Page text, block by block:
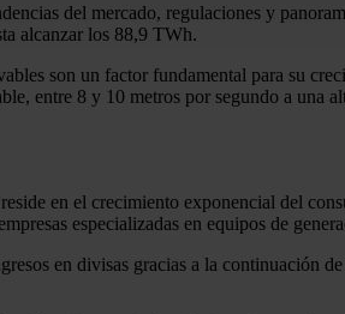
otra información que les haya
del mercado, regulaciones y
alcanzar los 88,9 TWh.
son un factor fundamental para su
entre 8 y 10 metros por segundo a una
en el crecimiento exponencial del
especializadas en equipos de
en divisas gracias a la continuación